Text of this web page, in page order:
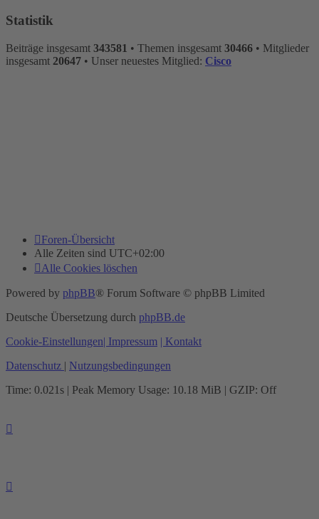
Statistik
Beiträge insgesamt 343581 • Themen insgesamt 30466 • Mitglieder
insgesamt 20647 • Unser neuestes Mitglied: Cisco
Foren-Übersicht
Alle Zeiten sind UTC+02:00
Alle Cookies löschen
Powered by phpBB® Forum Software © phpBB Limited
Deutsche Übersetzung durch phpBB.de
Cookie-Einstellungen| Impressum | Kontakt
Datenschutz | Nutzungsbedingungen
Time: 0.021s | Peak Memory Usage: 10.18 MiB | GZIP: Off